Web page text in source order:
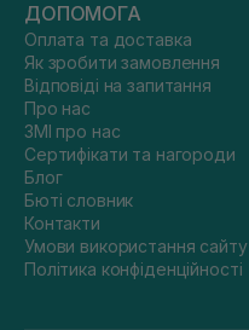
ДОПОМОГА
Оплата та доставка
Як зробити замовлення
Відповіді на запитання
Про нас
ЗМІ про нас
Сертифікати та нагороди
Блог
Бюті словник
Контакти
Умови використання сайту
Політика конфіденційності